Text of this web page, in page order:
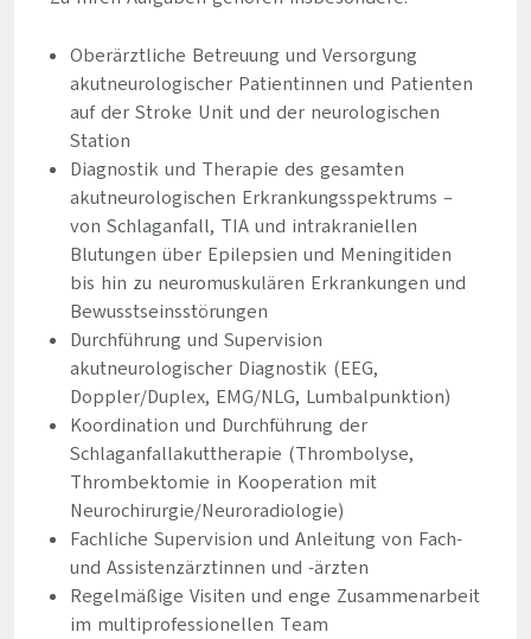
Oberärztliche Betreuung und Versorgung
akutneurologischer Patientinnen und Patienten
auf der Stroke Unit und der neurologischen
Station
Diagnostik und Therapie des gesamten
akutneurologischen Erkrankungsspektrums –
von Schlaganfall, TIA und intrakraniellen
Blutungen über Epilepsien und Meningitiden
bis hin zu neuromuskulären Erkrankungen und
Bewusstseinsstörungen
Durchführung und Supervision
akutneurologischer Diagnostik (EEG,
Doppler/Duplex, EMG/NLG, Lumbalpunktion)
Koordination und Durchführung der
Schlaganfallakuttherapie (Thrombolyse,
Thrombektomie in Kooperation mit
Neurochirurgie/Neuroradiologie)
Fachliche Supervision und Anleitung von Fach-
und Assistenzärztinnen und -ärzten
Regelmäßige Visiten und enge Zusammenarbeit
im multiprofessionellen Team